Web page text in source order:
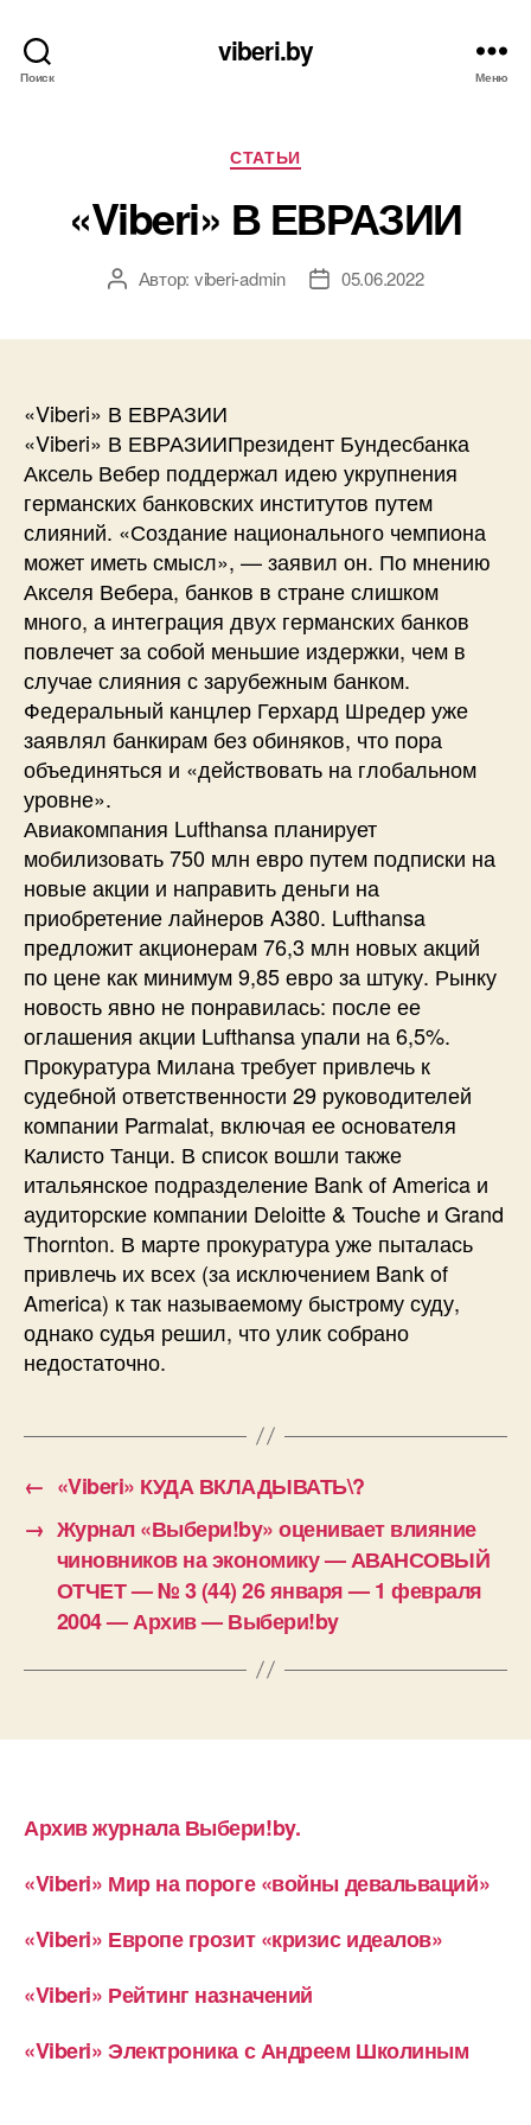
Поиск
viberi.by
Меню
Рубрики
СТАТЬИ
«Viberi» В ЕВРАЗИИ
АвторАвтор: viberi-admin
Дата05.06.2022
«Viberi» В ЕВРАЗИИ
«Viberi» В ЕВРАЗИИПрезидент Бундесбанка
Аксель Вебер поддержал идею укрупнения
германских банковских институтов путем
слияний. «Создание национального чемпиона
может иметь смысл», — заявил он. По мнению
Акселя Вебера, банков в стране слишком
много, а интеграция двух германских банков
повлечет за собой меньшие издержки, чем в
случае слияния с зарубежным банком.
Федеральный канцлер Герхард Шредер уже
заявлял банкирам без обиняков, что пора
объединяться и «действовать на глобальном
уровне».
Авиакомпания Lufthansa планирует
мобилизовать 750 млн евро путем подписки на
новые акции и направить деньги на
приобретение лайнеров A380. Lufthansa
предложит акционерам 76,3 млн новых акций
по цене как минимум 9,85 евро за штуку. Рынку
новость явно не понравилась: после ее
оглашения акции Lufthansa упали на 6,5%.
Прокуратура Милана требует привлечь к
судебной ответственности 29 руководителей
компании Parmalat, включая ее основателя
Калисто Танци. В список вошли также
итальянское подразделение Bank of America и
аудиторские компании Deloitte & Touche и Grand
Thornton. В марте прокуратура уже пыталась
привлечь их всех (за исключением Bank of
America) к так называемому быстрому суду,
однако судья решил, что улик собрано
недостаточно.
← «Viberi» КУДА ВКЛАДЫВАТЬ\?
→ Журнал «Выбери!by» оценивает влияние
чиновников на экономику — АВАНСОВЫЙ
ОТЧЕТ — № 3 (44) 26 января — 1 февраля
2004 — Архив — Выбери!by
Архив журнала Выбери!by.
«Viberi» Мир на пороге «войны девальваций»
«Viberi» Европе грозит «кризис идеалов»
«Viberi» Рейтинг назначений
«Viberi» Электроника с Андреем Школиным